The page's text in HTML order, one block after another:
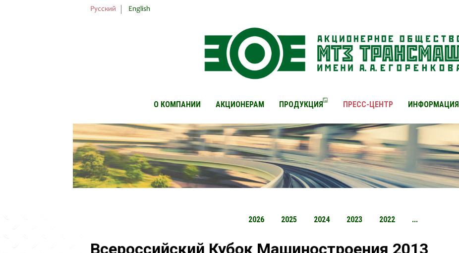
Русский English
О КОМПАНИИ АКЦИОНЕРАМ ПРОДУКЦИЯ ПРЕСС-ЦЕНТР ИНФОРМАЦИЯ
2026 2025 2024 2023 2022 ...
Всероссийский Кубок Машиностроения 2013